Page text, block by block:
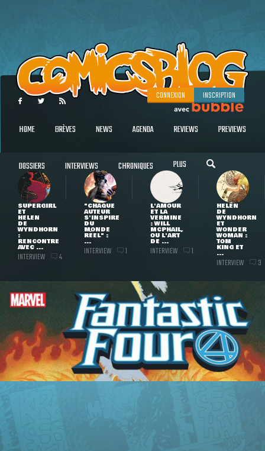
CONNEXION INSCRIPTION
HOME BRÈVES NEWS AGENDA REVIEWS PREVIEWS
DOSSIERS INTERVIEWS CHRONIQUES PLUS
SUPERGIRL
ET
HELEN
DE
WYNDHORN
:
RENCONTRE
AVEC ...
INTERVIEW 4
"CHAQUE
AUTEUR
S'INSPIRE
DU
MONDE
RÉEL" :
...
INTERVIEW 1
L'AMOUR
ET LA
VERMINE
: WILL
MCPHAIL,
OU L'ART
DE ...
INTERVIEW 1
HELEN
DE
WYNDHORN
ET
WONDER
WOMAN :
TOM
KING ET
...
INTERVIEW 3